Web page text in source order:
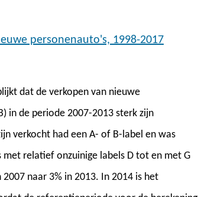
personenauto's, 1998-2017
dat de verkopen van nieuwe
in de periode 2007-2013 sterk zijn
verkocht had een A- of B-label en was
relatief onzuinige labels D tot en met G
naar 3% in 2013. In 2014 is het